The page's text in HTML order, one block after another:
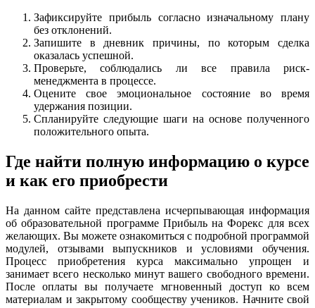
Зафиксируйте прибыль согласно изначальному плану
без отклонений.
Запишите в дневник причины, по которым сделка
оказалась успешной.
Проверьте, соблюдались ли все правила риск-
менеджмента в процессе.
Оцените свое эмоциональное состояние во время
удержания позиции.
Спланируйте следующие шаги на основе полученного
положительного опыта.
Где найти полную информацию о курсе
и как его приобрести
На данном сайте представлена исчерпывающая информация
об образовательной программе Прибыль на Форекс для всех
желающих. Вы можете ознакомиться с подробной программой
модулей, отзывами выпускников и условиями обучения.
Процесс приобретения курса максимально упрощен и
занимает всего несколько минут вашего свободного времени.
После оплаты вы получаете мгновенный доступ ко всем
материалам и закрытому сообществу учеников. Начните свой